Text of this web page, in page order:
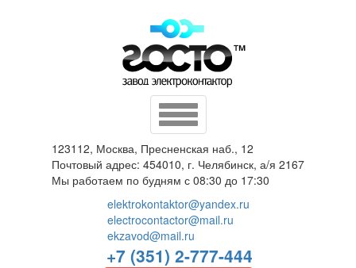
Toggle
navigation
123112, Москва, Пресненская наб., 12
Почтовый адрес: 454010, г. Челябинск, а/я 2167
Мы работаем по будням с 08:30 до 17:30
elektrokontaktor@yandex.ru
electrocontactor@mail.ru
ekzavod@mail.ru
+7 (351) 2-777-444